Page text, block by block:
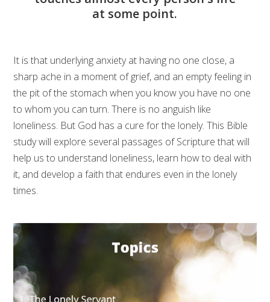
at some point.
It is that underlying anxiety at having no one close, a
sharp ache in a moment of grief, and an empty feeling in
the pit of the stomach when you know you have no one
to whom you can turn. There is no anguish like
loneliness. But God has a cure for the lonely. This Bible
study will explore several passages of Scripture that will
help us to understand loneliness, learn how to deal with
it, and develop a faith that endures even in the lonely
times.